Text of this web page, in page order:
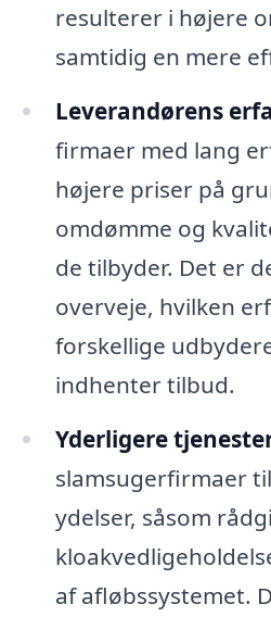
resulterer i højere
samtidig en mere
Leverandørens
firmaer med lang
højere priser på
omdømme og
de tilbyder. Det er
overveje, hvilken
forskellige
indhenter tilbud.
Yderligere
slamsugerfirmaer
ydelser, såsom
af afløbssystemet.